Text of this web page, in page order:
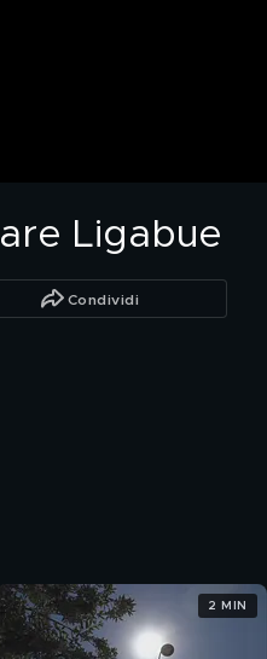
Ligabue
Condividi
2 MIN